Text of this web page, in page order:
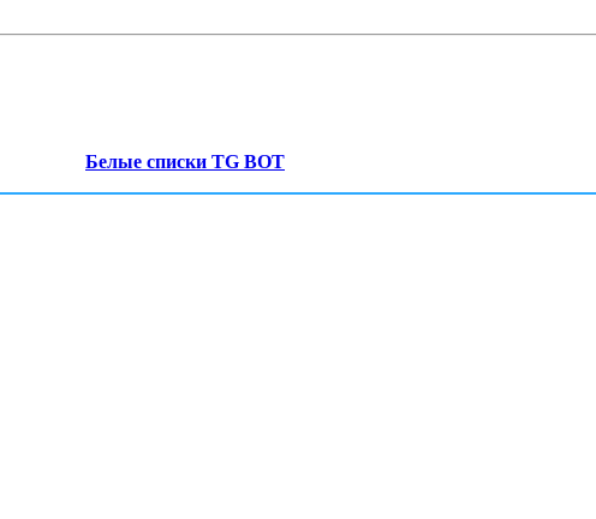
Белые списки TG BOT